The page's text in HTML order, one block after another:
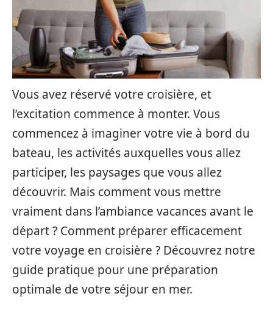
Vous avez réservé votre croisière, et
l’excitation commence à monter. Vous
commencez à imaginer votre vie à bord du
bateau, les activités auxquelles vous allez
participer, les paysages que vous allez
découvrir. Mais comment vous mettre
vraiment dans l’ambiance vacances avant le
départ ? Comment préparer efficacement
votre voyage en croisière ? Découvrez notre
guide pratique pour une préparation
optimale de votre séjour en mer.